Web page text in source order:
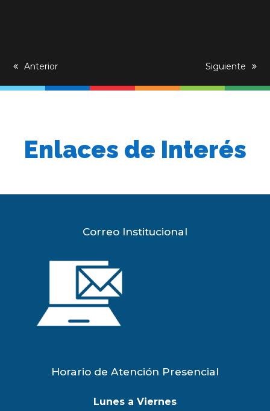
previous
Anterior
next
Siguiente
Enlaces de Interés
Correo Institucional
Horario de Atención Presencial
Lunes a Viernes